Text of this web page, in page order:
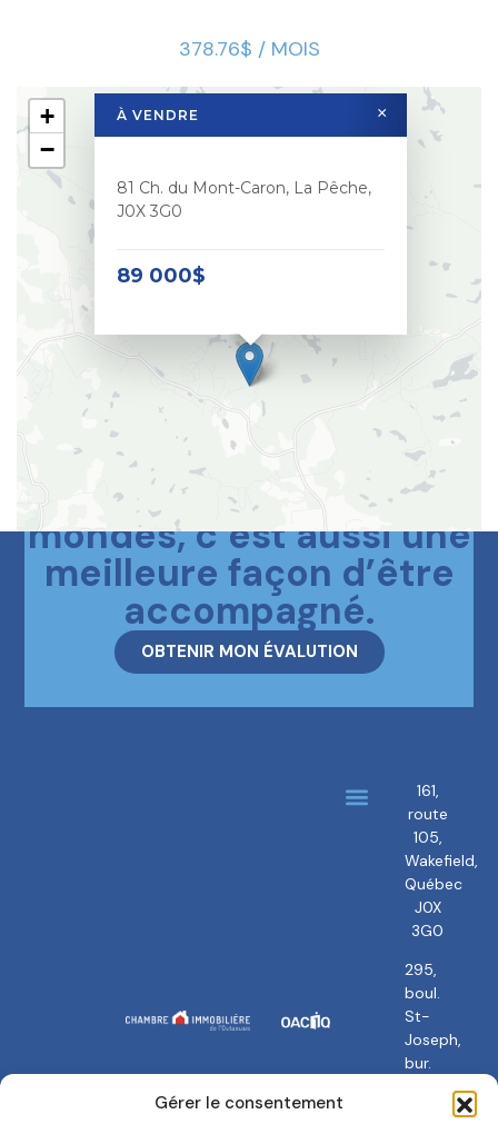
Gérer le consentement
378.76$ / MOIS
À VENDRE
81 Ch. du Mont-Caron, La Pêche,
J0X 3G0
89 000$
×
+
−
Le meilleur des deux
mondes, c’est aussi une
meilleure façon d’être
accompagné.
OBTENIR MON ÉVALUTION
161,
route
105,
Wakefield,
Québec
J0X
3G0
295,
boul.
St-
Joseph,
bur.
Gatineau,